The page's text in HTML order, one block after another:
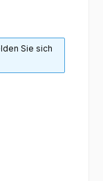
Sie sich